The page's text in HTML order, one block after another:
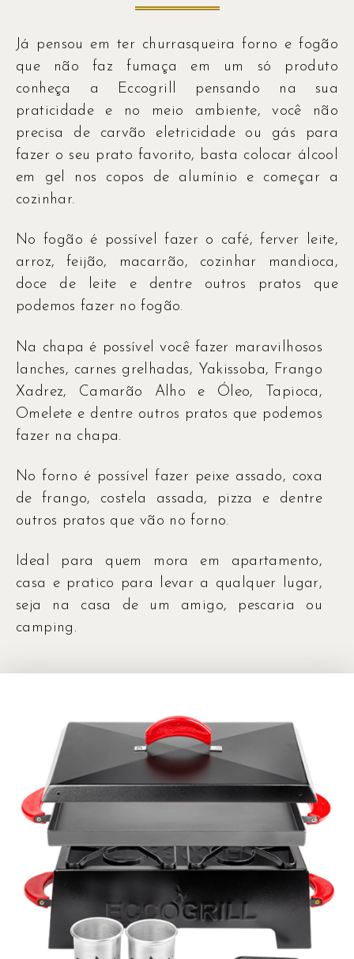
Já pensou em ter churrasqueira forno e fogão
que não faz fumaça em um só produto
conheça a Eccogrill pensando na sua
praticidade e no meio ambiente, você não
precisa de carvão eletricidade ou gás para
fazer o seu prato favorito, basta colocar álcool
em gel nos copos de alumínio e começar a
cozinhar.
No fogão é possível fazer o café, ferver leite,
arroz, feijão, macarrão, cozinhar mandioca,
doce de leite e dentre outros pratos que
podemos fazer no fogão.
Na chapa é possível você fazer maravilhosos
lanches, carnes grelhadas, Yakissoba, Frango
Xadrez, Camarão Alho e Óleo, Tapioca,
Omelete e dentre outros pratos que podemos
fazer na chapa.
No forno é possível fazer peixe assado, coxa
de frango, costela assada, pizza e dentre
outros pratos que vão no forno.
Ideal para quem mora em apartamento,
casa e pratico para levar a qualquer lugar,
seja na casa de um amigo, pescaria ou
camping.